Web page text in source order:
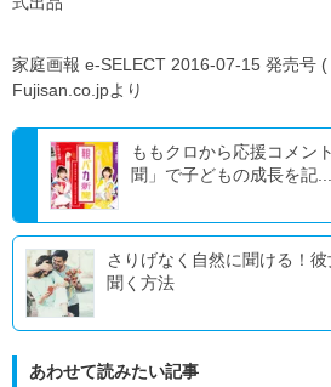
家庭画報 e-SELECT 2016-07-15 発売号
Fujisan.co.jpより
ももクロから応援コメン
聞」で子どもの成長を記...
さりげなく自然に聞ける！
聞く方法
あわせて読みたい記事